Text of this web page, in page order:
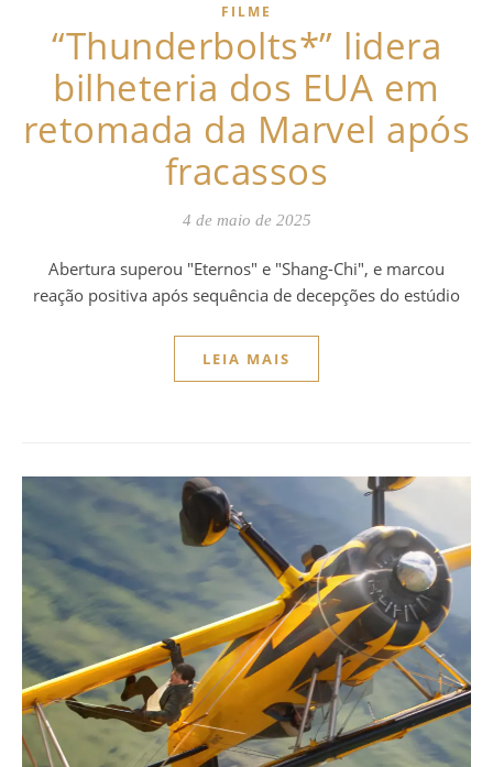
FILME
“Thunderbolts*” lidera
bilheteria dos EUA em
retomada da Marvel após
fracassos
4 de maio de 2025
Abertura superou "Eternos" e "Shang-Chi", e marcou
reação positiva após sequência de decepções do estúdio
LEIA MAIS